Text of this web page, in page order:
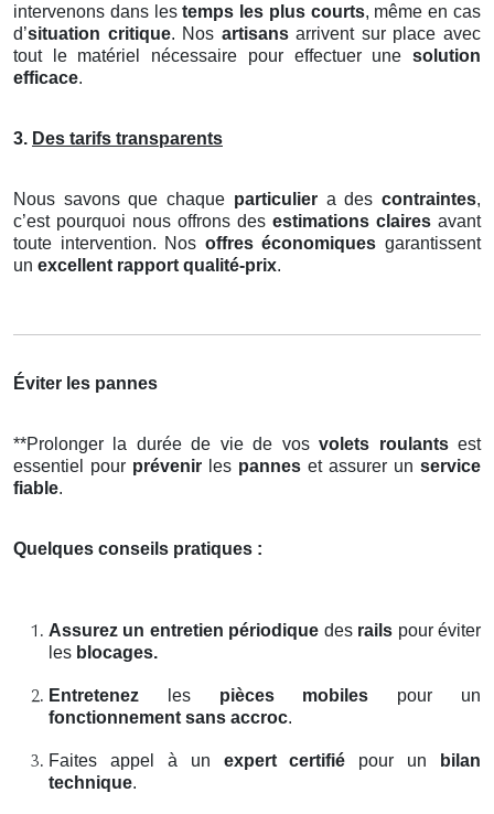
intervenons dans lestemps les plus courts, même en cas
d’situation critique. Nos artisansarrivent sur place avec
tout le matériel nécessaire pour effectuer une solution
efficace.
3. Des tarifs transparents
Nous savons que chaque particuliera descontraintes,
c’est pourquoi nous offrons des estimations claires avant
toute intervention. Nos offres économiques garantissent
un excellent rapport qualité-prix.
Éviter les pannes
**Prolonger la durée de vie de vosvolets roulantsest
essentiel pour prévenir les pannes et assurer un service
fiable.
Quelques conseils pratiques :
Assurez un entretien périodique des rails pour éviter
les blocages.
Entretenez les pièces mobiles pour un
fonctionnement sans accroc.
Faites appel à un expert certifié pour un
bilan
technique.